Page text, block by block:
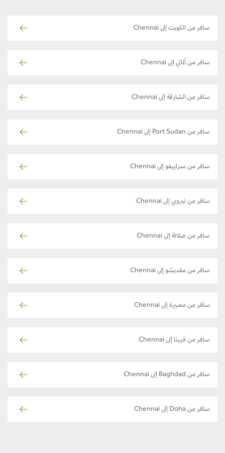
سافر من الكويت إلى Chennai
سافر من ألماتي إلى Chennai
سافر من الشارقة إلى Chennai
سافر من Port Sudan إلى Chennai
سافر من سراييفو إلى Chennai
سافر من نيروبي إلى Chennai
سافر من صلالة إلى Chennai
سافر من مقديشو إلى Chennai
سافر من مصيرة إلى Chennai
سافر من فيينا إلى Chennai
سافر من Baghdad إلى Chennai
سافر من Doha إلى Chennai